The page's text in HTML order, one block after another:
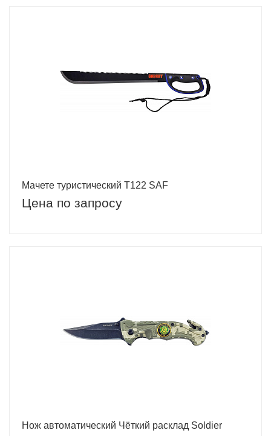
Мачете туристический Т122 SAF
Цена по запросу
Нож автоматический Чёткий расклад Soldier